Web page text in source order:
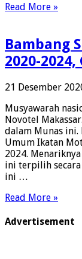
Read More »
Bambang
2020-
21 Desember
Musyawarah
Novotel
dalam Munas ini.
Umum Ikatan
2024.
ini terpilih secara
ini …
Read More »
Advertisement